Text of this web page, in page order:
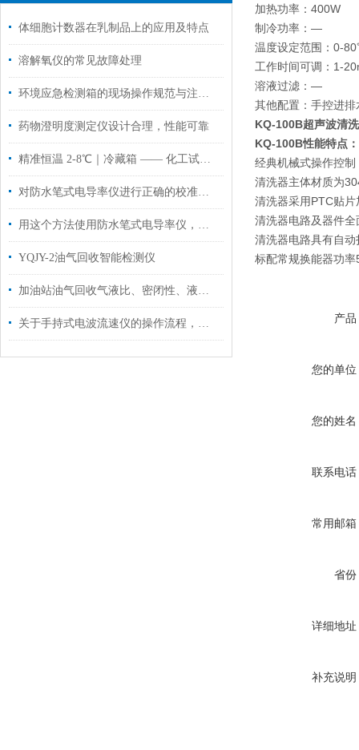
体细胞计数器在乳制品上的应用及特点
溶解氧仪的常见故障处理
环境应急检测箱的现场操作规范与注意事项
药物澄明度测定仪设计合理，性能可靠
精准恒温 2-8℃｜冷藏箱 —— 化工试剂与样品存储的可靠之选
对防水笔式电导率仪进行正确的校准，可以大大提高工作效率
用这个方法使用防水笔式电导率仪，效果更好哦！
YQJY-2油气回收智能检测仪
加油站油气回收气液比、密闭性、液阻三项检测
关于手持式电波流速仪的操作流程，这里有详细的
加热功率：400W
制冷功率：—
温度设定范围：0-
工作时间可调：1-
溶液过滤：—
其他配置：手控进
KQ-100B超声波清
KQ-100B性能特点：
经典机械式操作控制
清洗器主体材质为
清洗器采用PTC贴片
清洗器电路及器件
清洗器电路具有自动
标配常规换能器功
产品
您的单位
您的姓名
联系电话
常用邮箱
省份
详细地址
补充说明